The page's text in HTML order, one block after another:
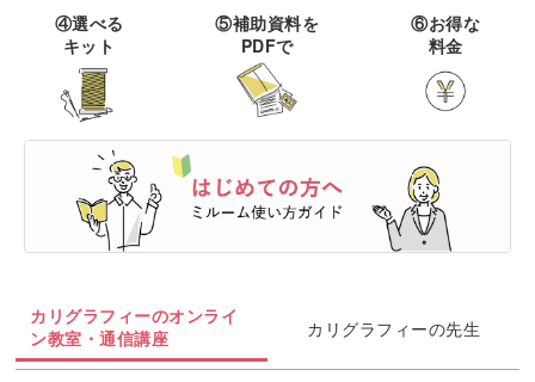
オートクチュール刺繍
リボン刺繍
ビーズ刺繍
フランス刺繍
ソウタシエ
あみぐるみ
コピック
パステルアート
デジタルイラスト
ネイルケア
ジェルネイル
レジンアクセサリー
ワイヤーアクセサリー
ビーズアクセサリー
キャンドルホルダー
マーブルキャンドル
スイーツキャンドル
ソイキャンドル
ボタニカルキャンドル
カリグラフィー
レタリング
すべて
ポーセラーツ
トールペイント
上絵付け
すべて
ペン字
ペーパークラフト
すべて
ペーパーアート
切り絵
折り紙
ハンドメイド
すべて
石鹸作り
羊毛フェルト
つまみ細工
ライフスタイル
整理収納・片付け
多肉植物
占い
フィットネス
ダンス
ピラティス
クッキング
アイシングクッキー
ビジネス
マネー
カメラ・写真
すべて
④選べる
キット
⑤補助資料を
PDFで
⑥お得な
料金
カリグラフィーのオンライ
ン教室・通信講座
カリグラフィーの先生